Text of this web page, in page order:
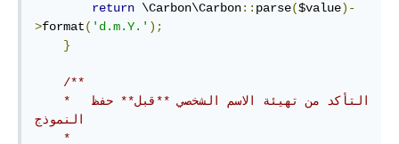
return \Carbon\Carbon:: parse($value)-
>format( 'd.m.Y.' );
}
/**
النموذج